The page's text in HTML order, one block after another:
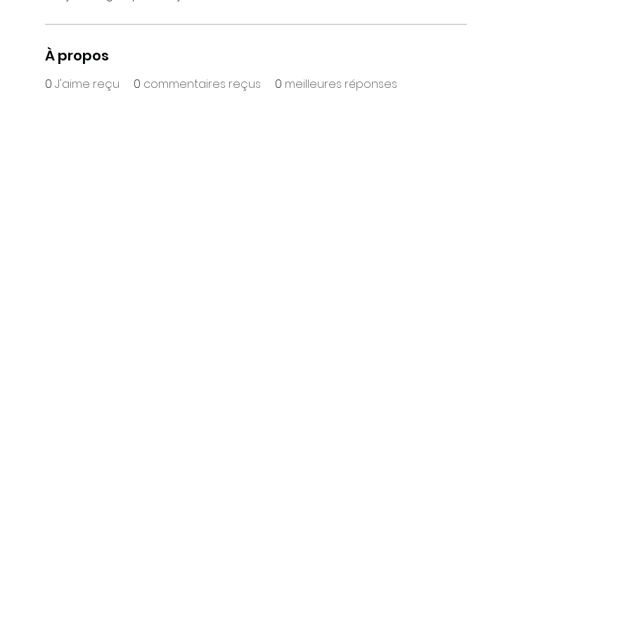
À propos
0 J'aime reçu 0 commentaires reçus 0 meilleures réponses